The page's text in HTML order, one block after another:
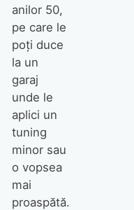
anilor 50,
pe care le
poţi duce
la un
garaj
unde le
aplici un
tuning
minor sau
o vopsea
mai
proaspătă.